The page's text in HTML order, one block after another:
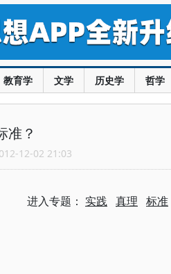
教育学 文学 历史学 哲学
准？
12-02 21:03
进入专题： 实践 真理 标准